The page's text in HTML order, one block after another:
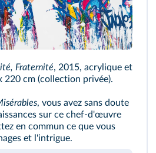
Paris, 2022
Fraternité, 2015, acrylique et
220 cm (collection privée).
, vous avez sans doute
sur ce chef-d'œuvre
en commun ce que vous
et l'intrigue.